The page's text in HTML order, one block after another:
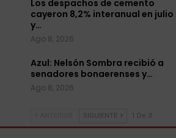
Los despachos de cemento
cayeron 8,2% interanual en julio
y…
Ago 8, 2026
Azul: Nelsón Sombra recibió a
senadores bonaerenses y…
Ago 8, 2026
SIGUIENTE 1 De 3